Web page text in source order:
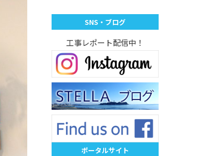
SNS・ブログ
工事レポート配信中！
ポータルサイト